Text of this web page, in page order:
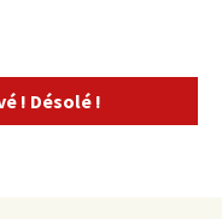
! Désolé !